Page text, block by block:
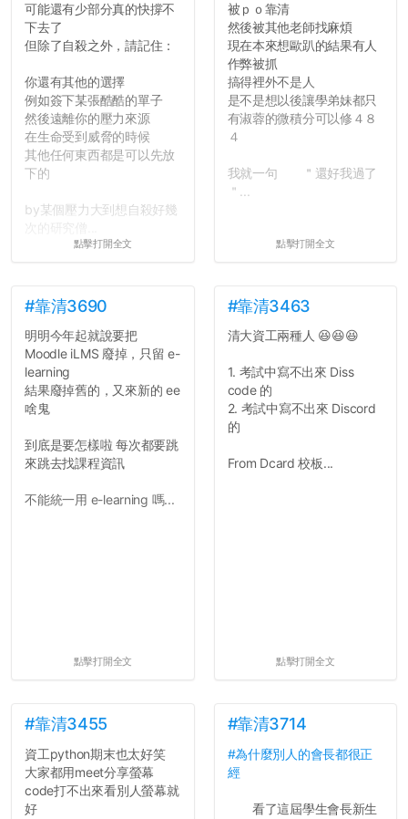
可能還有少部分真的快撐不
下去了
但除了自殺之外，請記住：
你還有其他的選擇
例如簽下某張酷酷的單子
然後遠離你的壓力來源
在生命受到威脅的時候
其他任何東西都是可以先放
下的
by某個壓力大到想自殺好幾
點擊打開全文
被ｐｏ靠清
然後被其他老師找麻煩
現在本來想歐趴的結果有人
作弊被抓
搞得裡外不是人
是不是想以後讓學弟妹都只
有淑蓉的微積分可以修４８
４
我就一句 ＂還好我過了
＂...
點擊打開全文
#靠清3690
明明今年起就說要把
Moodle iLMS 廢掉，只留 e-
learning
結果廢掉舊的，又來新的 ee
啥鬼
到底是要怎樣啦 每次都要跳
來跳去找課程資訊
不能統一用 e-learning 嗎...
點擊打開全文
#靠清3463
清大資工兩種人 😆😆😆
1. 考試中寫不出來 Diss
code 的
2. 考試中寫不出來 Discord
的
From Dcard 校板...
點擊打開全文
#靠清3455
資工python期末也太好笑
大家都用meet分享螢幕
code打不出來看別人螢幕就
好
#靠清3714
#為什麼別人的會長都很正
經
看了這屆學生會長新生